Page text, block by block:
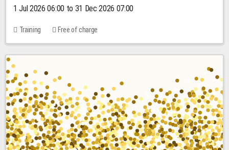
1 Jul 2026 06:00 to 31 Dec 2026 07:00
Training Free of charge